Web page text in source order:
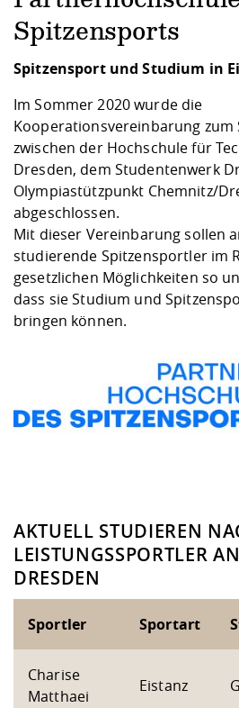
Career Service
Angebote für
Kontakt und Anfahrt
Qualitätssicherung
Spitzensports
Spitzensport und Studium in
Im Sommer 2020 wurde die
Kooperationsvereinbarung zum
zwischen der Hochschule für
Dresden, dem Studentenwerk
Olympiastützpunkt Chemnitz/
abgeschlossen.
Mit dieser Vereinbarung sollen
studierende Spitzensportler im
gesetzlichen Möglichkeiten so
dass sie Studium und
bringen können.
AKTUELL STUDIEREN
LEISTUNGSSPORTLER
DRESDEN
Sportler Sportart
Charise
Matthaei
Eistanz